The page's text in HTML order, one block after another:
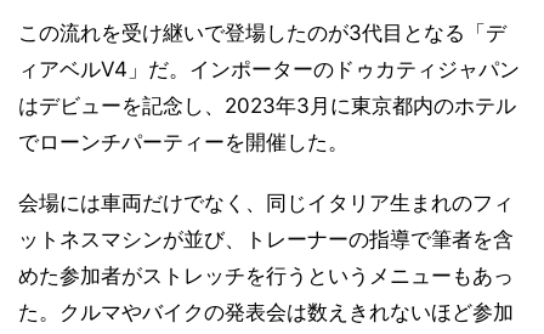
この流れを受け継いで登場したのが3代目となる「デ
ィアベルV4」だ。インポーターのドゥカティジャパン
はデビューを記念し、2023年3月に東京都内のホテル
でローンチパーティーを開催した。
会場には車両だけでなく、同じイタリア生まれのフィ
ットネスマシンが並び、トレーナーの指導で筆者を含
めた参加者がストレッチを行うというメニューもあっ
た。クルマやバイクの発表会は数えきれないほど参加